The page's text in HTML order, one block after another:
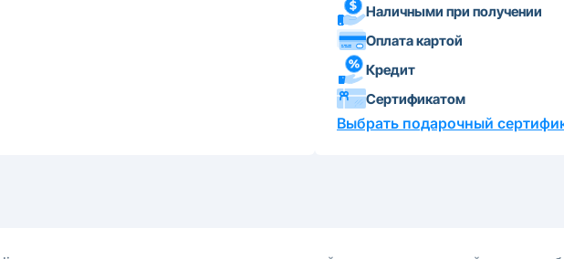
Наличными при получении
Оплата картой
Кредит
Сертификатом
Выбрать подарочный